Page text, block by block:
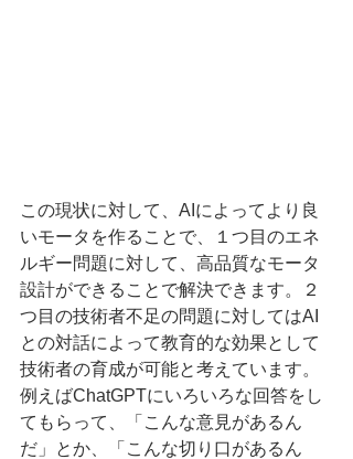
この現状に対して、AIによってより良
いモータを作ることで、１つ目のエネ
ルギー問題に対して、高品質なモータ
設計ができることで解決できます。２
つ目の技術者不足の問題に対してはAI
との対話によって教育的な効果として
技術者の育成が可能と考えています。
例えばChatGPTにいろいろな回答をし
てもらって、「こんな意見があるん
だ」とか、「こんな切り口があるん